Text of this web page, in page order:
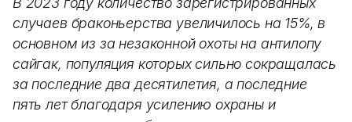
случаев браконьерства увеличилось на 15%, в
основном из за незаконной охоты на антилопу
сайгак, популяция которых сильно сокращалась
за последние два десятилетия, а последние
пять лет благодаря усилению охраны и